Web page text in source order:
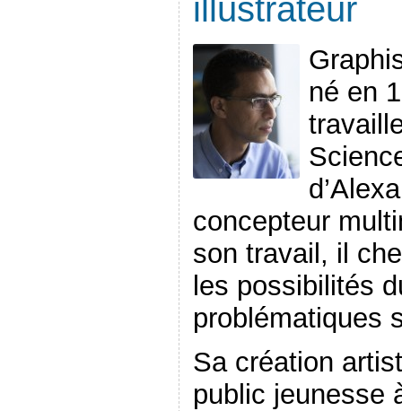
illustrateur
né en
concepteur
son travail, il
les possibilités
problématiques
Sa création
public jeunesse